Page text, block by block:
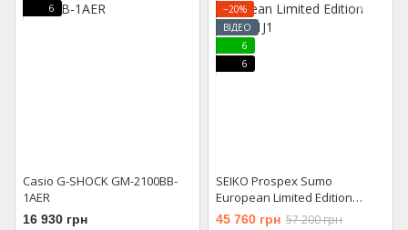
6
Casio G-SHOCK GM-2100BB-
1AER
16 930 грн
−20%
ВІДЕО
6
6
SEIKO Prospex Sumo
European Limited Edition
SPB431J1
45 760 грн 57 200 грн